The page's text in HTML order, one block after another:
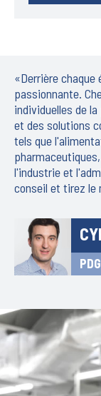
«Derrière
passionnante.
individuelles de
et des solutions
tels que
l'industrie et
conseil et tirez le
PDG